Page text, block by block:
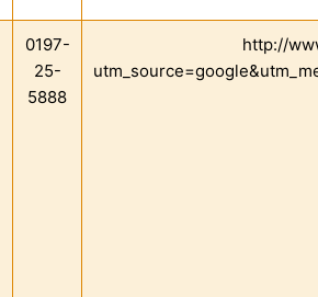
0197-
25-
5888
http://